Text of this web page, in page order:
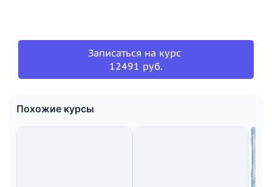
Записаться на курс
12491 руб.
Похожие курсы